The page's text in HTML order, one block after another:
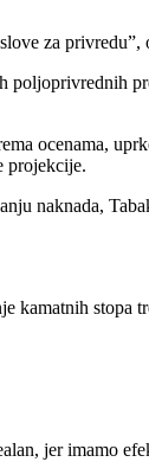
za privredu”,
poljoprivrednih
ocenama,
projekcije.
naknada,
kamatnih stopa
jer imamo